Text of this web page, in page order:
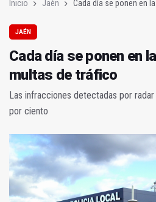
Inicio Jaén Cada día se ponen en
JAÉN
Cada día se ponen en
multas de tráfico
Las infracciones detectadas por
por ciento